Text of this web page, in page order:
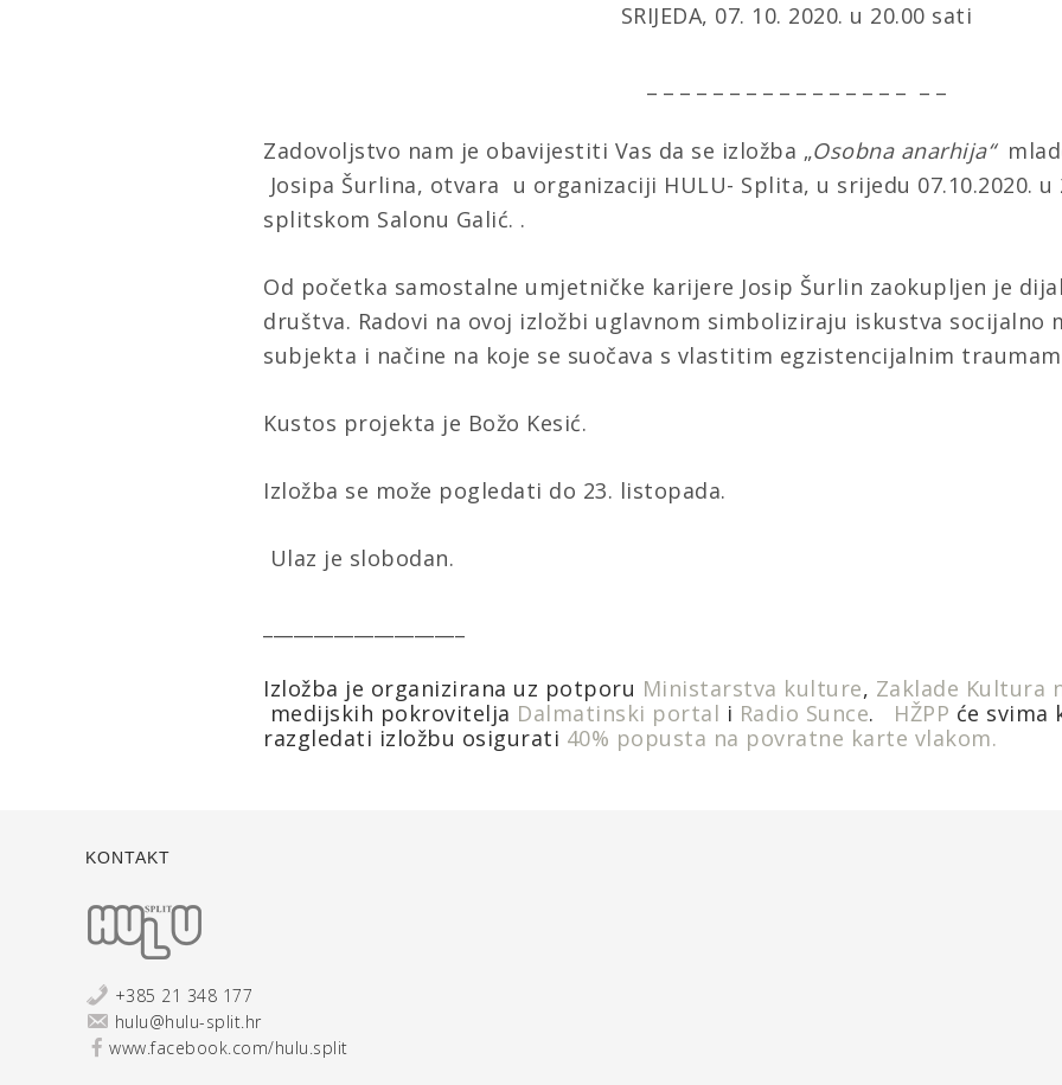
SRIJEDA, 07. 10. 2020. u 20.00 sati
Zadovoljstvo nam je obavijestiti Vas da se izložba „Osobna anarhija“
Josipa Šurlina, otvara u organizaciji HULU- Splita, u srijedu 07.10.2020. u
splitskom Salonu Galić. .
Od početka samostalne umjetničke karijere Josip Šurlin zaokupljen je
društva. Radovi na ovoj izložbi uglavnom simboliziraju iskustva socijalno
subjekta i načine na koje se suočava s vlastitim egzistencijalnim
Kustos projekta je Božo Kesić.
Izložba se može pogledati do 23. listopada.
Ulaz je slobodan.
Izložba je organizirana uz potporu Ministarstva kulture, Zaklade Kultura
medijskih pokrovitelja Dalmatinski portal i Radio Sunce. HŽPP će svima
razgledati izložbu osigurati 40% popusta na povratne karte vlakom.
KONTAKT
+385 21 348 177
hulu@hulu-split.hr
www.facebook.com/hulu.split